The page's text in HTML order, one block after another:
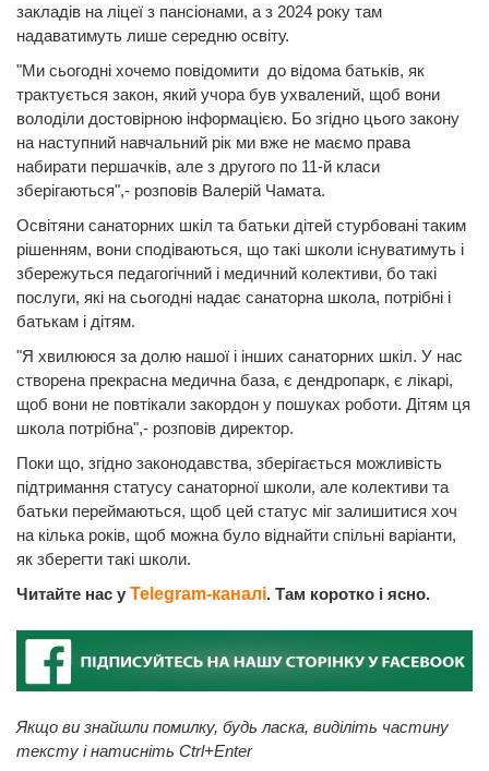
закладів на ліцеї з пансіонами, а з 2024 року там
надаватимуть лише середню освіту.
"Ми сьогодні хочемо повідомити до відома батьків, як
трактується закон, який учора був ухвалений, щоб вони
володіли достовірною інформацією. Бо згідно цього закону
на наступний навчальний рік ми вже не маємо права
набирати першачків, але з другого по 11-й класи
зберігаються",- розповів Валерій Чамата.
Освітяни санаторних шкіл та батьки дітей стурбовані таким
рішенням, вони сподіваються, що такі школи існуватимуть і
збережуться педагогічний і медичний колективи, бо такі
послуги, які на сьогодні надає санаторна школа, потрібні і
батькам і дітям.
"Я хвилююся за долю нашої і інших санаторних шкіл. У нас
створена прекрасна медична база, є дендропарк, є лікарі,
щоб вони не повтікали закордон у пошуках роботи. Дітям ця
школа потрібна",- розповів директор.
Поки що, згідно законодавства, зберігається можливість
підтримання статусу санаторної школи, але колективи та
батьки переймаються, щоб цей статус міг залишитися хоч
на кілька років, щоб можна було віднайти спільні варіанти,
як зберегти такі школи.
Читайте нас у Telegram-каналі. Там коротко і ясно.
Якщо ви знайшли помилку, будь ласка, виділіть частину
тексту і натисніть Ctrl+Enter